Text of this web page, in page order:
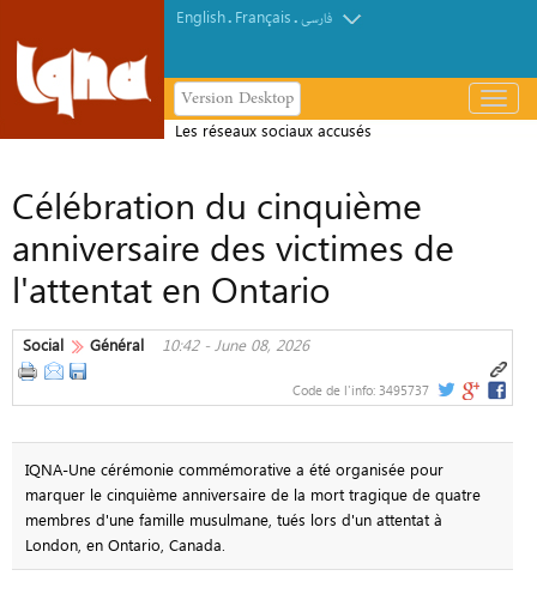
English. Français.فارسی
Version Desktop
باز
و
Les réseaux sociaux accusés
musulmans en Irlande
Célébration du cinquième
anniversaire des victimes de
l'attentat en Ontario
Social Général 10:42 - June 08, 2026
Code de l'info: 3495737
IQNA-Une cérémonie commémorative a été organisée pour
marquer le cinquième anniversaire de la mort tragique de quatre
membres d'une famille musulmane, tués lors d'un attentat à
London, en Ontario, Canada.